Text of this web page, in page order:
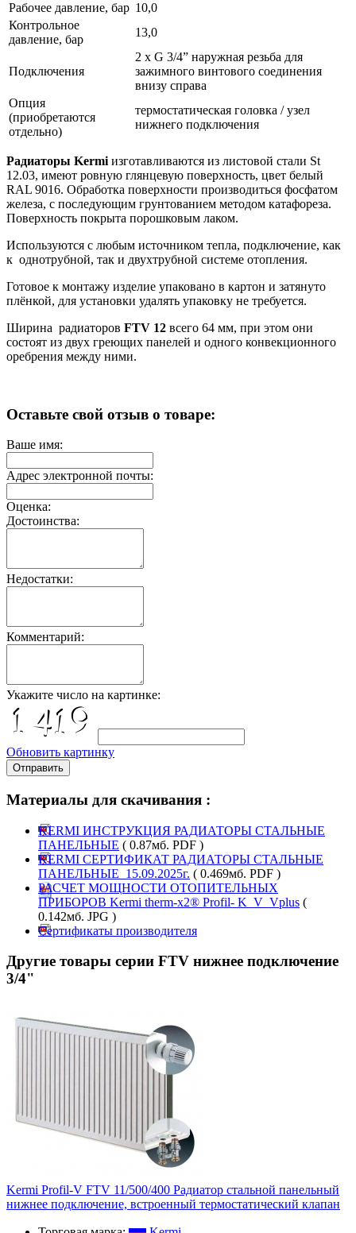
Рабочее давление, бар 10,0
Контрольное
давление, бар
13,0
Подключения
2 x G 3/4” наружная резьба для
зажимного винтового соединения
внизу справа
Опция
(приобретаются
отдельно)
термостатическая головка / узел
нижнего подключения
Радиаторы Kermi изготавливаются из листовой стали St
12.03, имеют ровную глянцевую поверхность, цвет белый
RAL 9016. Обработка поверхности производиться фосфатом
железа, с последующим грунтованием методом катафореза.
Поверхность покрыта порошковым лаком.
Используются с любым источником тепла, подключение, как
к однотрубной, так и двухтрубной системе отопления.
Готовое к монтажу изделие упаковано в картон и затянуто
плёнкой, для установки удалять упаковку не требуется.
Ширина радиаторов FTV 12 всего 64 мм, при этом они
состоят из двух греющих панелей и одного конвекционного
оребрения между ними.
Оставьте свой отзыв о товаре:
Ваше имя:
Адрес электронной почты:
Оценка:
Достоинства:
Недостатки:
Комментарий:
Укажите число на картинке:
Обновить картинку
Отправить
Материалы для скачивания :
KERMI ИНСТРУКЦИЯ РАДИАТОРЫ СТАЛЬНЫЕ
ПАНЕЛЬНЫЕ ( 0.87мб. PDF )
KERMI СЕРТИФИКАТ РАДИАТОРЫ СТАЛЬНЫЕ
ПАНЕЛЬНЫЕ_15.09.2025г. ( 0.469мб. PDF )
РАСЧЕТ МОЩНОСТИ ОТОПИТЕЛЬНЫХ
ПРИБОРОВ Kermi therm-x2® Profil- K_V_Vplus (
0.142мб. JPG )
Сертификаты производителя
Другие товары серии FTV нижнее подключение
3/4"
Kermi Profil-V FTV 11/500/400 Радиатор стальной панельный
нижнее подключение, встроенный термостатический клапан